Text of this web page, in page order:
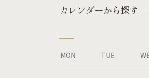
カレンダーから探す
MON
TUE